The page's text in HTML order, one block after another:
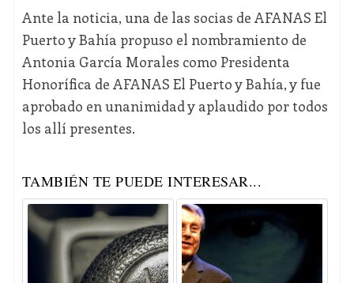
Ante la noticia, una de las socias de AFANAS El
Puerto y Bahía propuso el nombramiento de
Antonia García Morales como Presidenta
Honorífica de AFANAS El Puerto y Bahía, y fue
aprobado en unanimidad y aplaudido por todos
los allí presentes.
TAMBIÉN TE PUEDE INTERESAR...